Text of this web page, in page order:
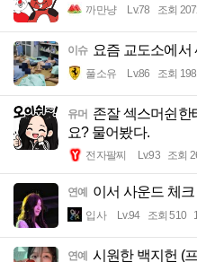
까만냥 Lv.78 조회
이슈 요즘 교도소에서
풀소유 Lv.86 조회
유머 존잘 섹스머쉰한
요? 물어봤다.
전자팔찌 Lv.93 조회
연예 이서 사운드 체
입사 Lv.94 조회 510
연예 시원한 백지헌 (